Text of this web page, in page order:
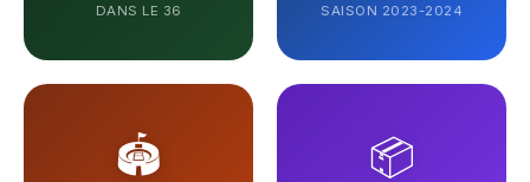
DANS LE 36 SAISON 2023-2024
🏟️ 📦